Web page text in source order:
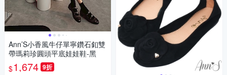
Ann’S小香風牛仔單寧鑽石釦雙
帶瑪莉珍圓頭平底娃娃鞋-黑
$1,674 9折